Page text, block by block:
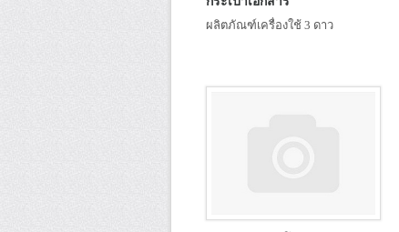
ผลิตภัณฑ์เครื่องใช้ 3 ดาว